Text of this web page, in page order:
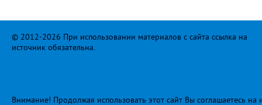
© 2012-2026 При использовании материалов с сайта ссылка на
источник обязательна.
Внимание! Продолжая использовать этот сайт Вы соглашаетесь